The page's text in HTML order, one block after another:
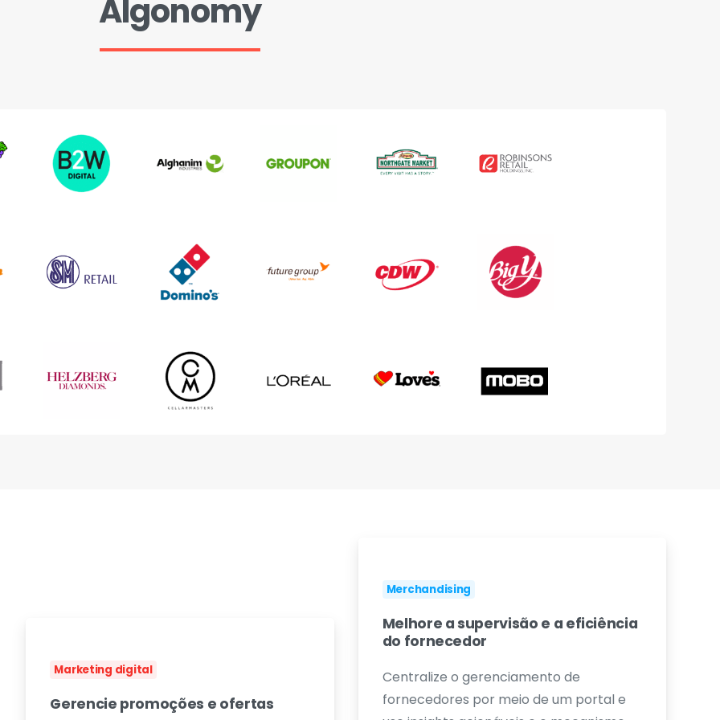
Algonomy
Marketing digital
Gerencie promoções e ofertas
Merchandising
Melhore a supervisão e a eficiência
do fornecedor
Centralize o gerenciamento de
fornecedores por meio de um portal e